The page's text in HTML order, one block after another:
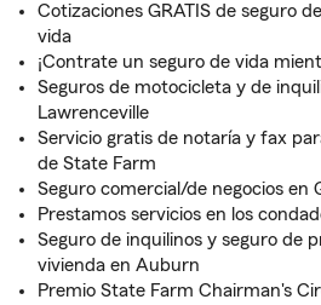
Cotizaciones GRATIS de seguro
vida
¡Contrate un seguro de vida
Seguros de motocicleta y de
Lawrenceville
Servicio gratis de notaría y fax
de State Farm
Seguro comercial/de negocios en
Prestamos servicios en los
Seguro de inquilinos y seguro de
vivienda en Auburn
Premio State Farm Chairman's